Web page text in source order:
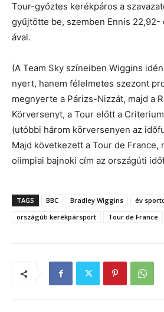
Tour-győztes kerékpáros a
gyűjtötte be, szemben Ennis 22,92-
ával.
(A Team Sky színeiben Wiggins
nyert, hanem félelmetes szezont
megnyerte a Párizs-Nizzát, majd a
Körversenyt, a Tour előtt a
(utóbbi három körversenyen az
Majd következett a Tour de France,
olimpiai bajnoki cím az országúti
TAGS BBC Bradley Wiggins
év
országúti kerékpársport
Tour de France